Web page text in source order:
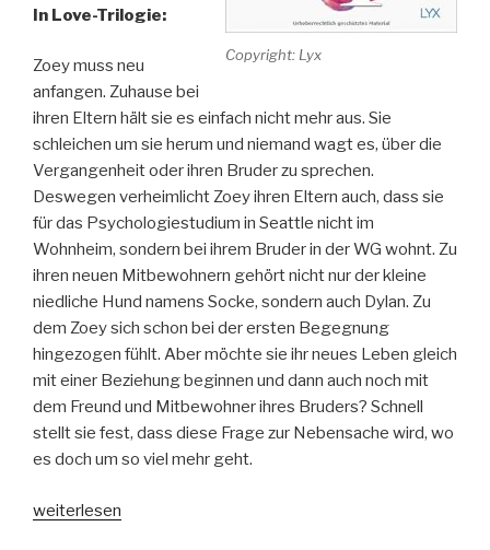
Copyright: Lyx
In Love-Trilogie:
Zoey muss neu
anfangen. Zuhause bei
ihren Eltern hält sie es einfach nicht mehr aus. Sie
schleichen um sie herum und niemand wagt es, über die
Vergangenheit oder ihren Bruder zu sprechen.
Deswegen verheimlicht Zoey ihren Eltern auch, dass sie
für das Psychologiestudium in Seattle nicht im
Wohnheim, sondern bei ihrem Bruder in der WG wohnt. Zu
ihren neuen Mitbewohnern gehört nicht nur der kleine
niedliche Hund namens Socke, sondern auch Dylan. Zu
dem Zoey sich schon bei der ersten Begegnung
hingezogen fühlt. Aber möchte sie ihr neues Leben gleich
mit einer Beziehung beginnen und dann auch noch mit
dem Freund und Mitbewohner ihres Bruders? Schnell
stellt sie fest, dass diese Frage zur Nebensache wird, wo
es doch um so viel mehr geht.
„Deeply“
weiterlesen